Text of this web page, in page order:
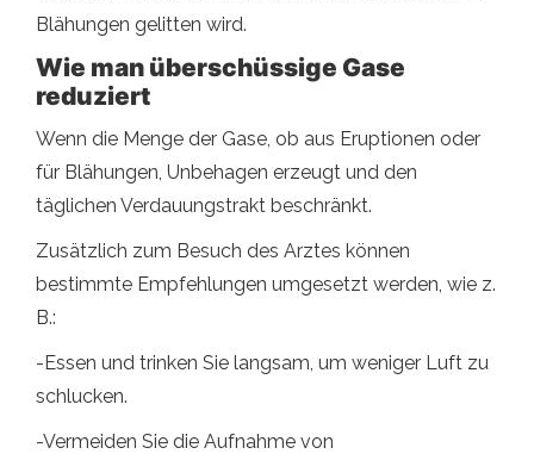
Blähungen gelitten wird.
Wie man überschüssige Gase
reduziert
Wenn die Menge der Gase, ob aus Eruptionen oder
für Blähungen, Unbehagen erzeugt und den
täglichen Verdauungstrakt beschränkt.
Zusätzlich zum Besuch des Arztes können
bestimmte Empfehlungen umgesetzt werden, wie z.
B.:
-Essen und trinken Sie langsam, um weniger Luft zu
schlucken.
-Vermeiden Sie die Aufnahme von